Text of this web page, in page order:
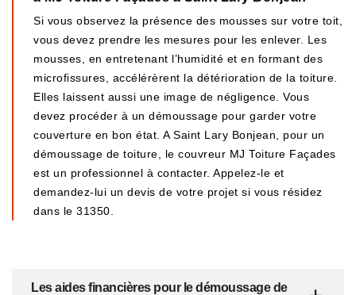
Si vous observez la présence des mousses sur votre toit,
vous devez prendre les mesures pour les enlever. Les
mousses, en entretenant l’humidité et en formant des
microfissures, accélérèrent la détérioration de la toiture.
Elles laissent aussi une image de négligence. Vous
devez procéder à un démoussage pour garder votre
couverture en bon état. A Saint Lary Bonjean, pour un
démoussage de toiture, le couvreur MJ Toiture Façades
est un professionnel à contacter. Appelez-le et
demandez-lui un devis de votre projet si vous résidez
dans le 31350.
Les aides financières pour le démoussage de